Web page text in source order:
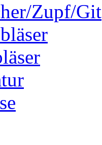
Zupf/Git